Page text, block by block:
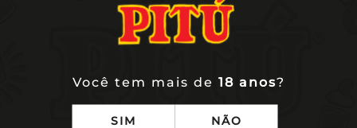
Você tem mais de 18 anos?
SIM NÃO
comprou, comprou